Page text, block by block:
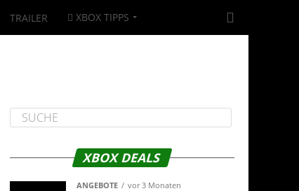
TRAILER XBOX TIPPS
XBOX DEALS
ANGEBOTE vor 3 Monaten